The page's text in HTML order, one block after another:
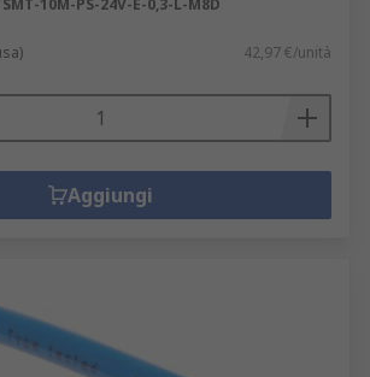
SMT-10M-PS-24V-E-0,3-L-M8D
42,97 €/unità
Aggiungi